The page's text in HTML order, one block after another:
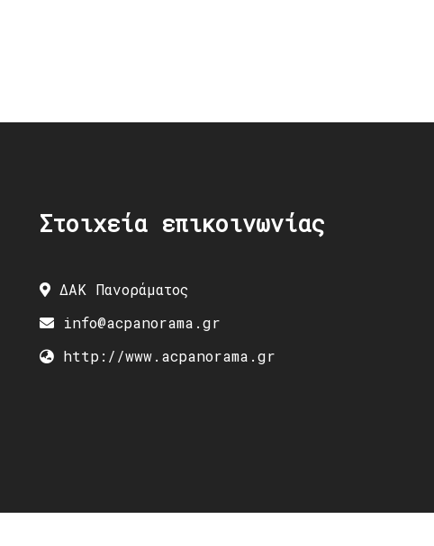
Στοιχεία επικοινωνίας
ΔΑΚ Πανοράματος
info@acpanorama.gr
http://www.acpanorama.gr